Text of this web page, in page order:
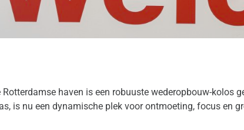
haven is een robuuste wederopbouw-
is nu een dynamische plek voor ontmoeting, focus en